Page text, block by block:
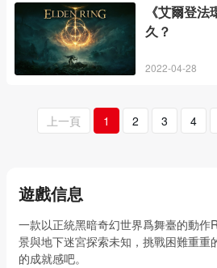
《艾爾登
久？
2022-04-28
上一頁 1 2 3 4
遊戲信息
一款以正統黑暗奇幻世界爲舞臺的動作
景與地下迷宮探索未知，挑戰困難重重
的成就感吧。